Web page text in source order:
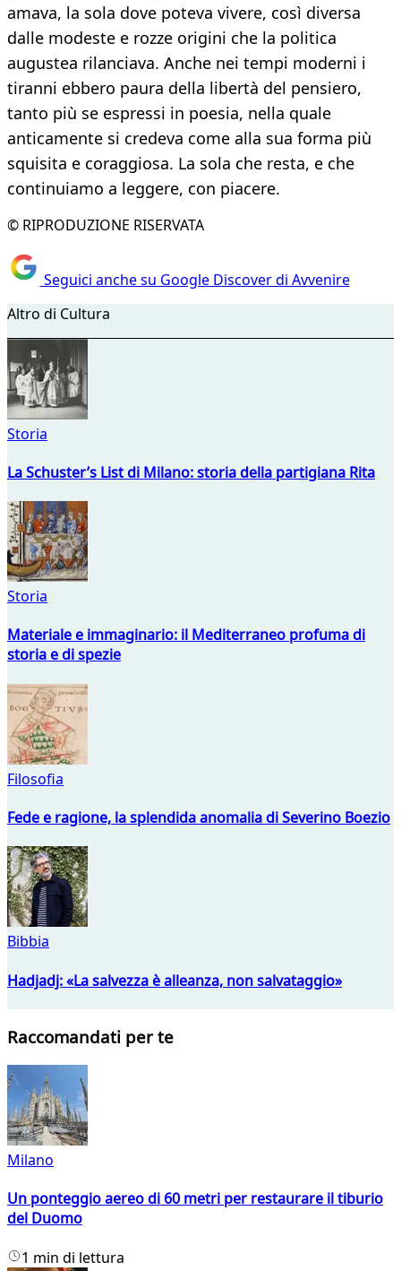
amava, la sola dove poteva vivere, così diversa
dalle modeste e rozze origini che la politica
augustea rilanciava. Anche nei tempi moderni i
tiranni ebbero paura della libertà del pensiero,
tanto più se espressi in poesia, nella quale
anticamente si credeva come alla sua forma più
squisita e coraggiosa. La sola che resta, e che
continuiamo a leggere, con piacere.
© RIPRODUZIONE RISERVATA
Seguici anche su Google Discover di Avvenire
Altro di Cultura
Storia
La Schuster’s List di Milano: storia della partigiana Rita
Storia
Materiale e immaginario: il Mediterraneo profuma di
storia e di spezie
Filosofia
Fede e ragione, la splendida anomalia di Severino Boezio
Bibbia
Hadjadj: «La salvezza è alleanza, non salvataggio»
Raccomandati per te
Milano
Un ponteggio aereo di 60 metri per restaurare il tiburio
del Duomo
1 min di lettura